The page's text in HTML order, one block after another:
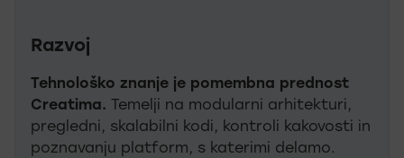
Razvoj
Tehnološko znanje je pomembna prednost
Creatima. Temelji na modularni arhitekturi,
pregledni, skalabilni kodi, kontroli kakovosti in
poznavanju platform, s katerimi delamo.